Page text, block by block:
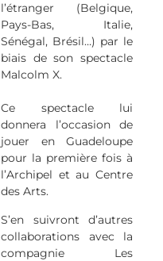
l’étranger (Belgique,
Pays-Bas, Italie,
Sénégal, Brésil…) par le
biais de son spectacle
Malcolm X.
Ce spectacle lui
donnera l’occasion de
jouer en Guadeloupe
pour la première fois à
l’Archipel et au Centre
des Arts.
S’en suivront d’autres
collaborations avec la
compagnie Les